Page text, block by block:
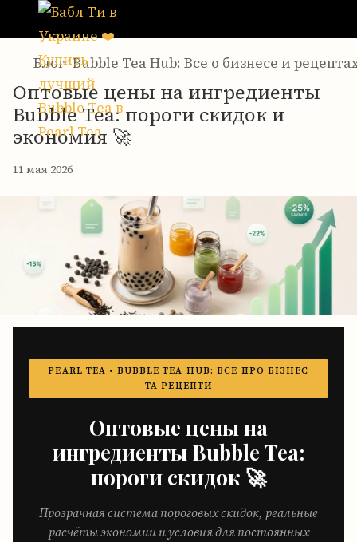
Блог Bubble Tea Hub: Все о бизнесе и
Оптовые цены на ингредиенты
Bubble Tea: пороги скидок и
экономия 🚀
11 мая 2026
PEARL TEA • BUBBLE TEA HUB: ВСЕ ПРО БІЗНЕС
ТА РЕЦЕПТИ
Оптовые цены на
ингредиенты Bubble Tea:
пороги скидок 🚀
Прозрачная система пороговых скидок, реальные
расчёты экономии и условия для постоянных